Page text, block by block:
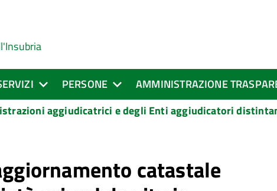
PERSONE AMMINISTRAZIONE
aggiudicatrici e degli Enti aggiudicatori
catastale